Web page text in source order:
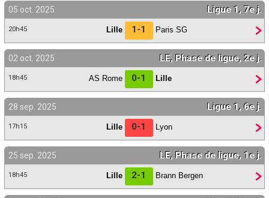
05 oct. 2025 Ligue 1, 7e j.
20h45 Lille 1-1 Paris SG
02 oct. 2025 LE, Phase de ligue, 2e j.
18h45 AS Rome 0-1 Lille
28 sep. 2025 Ligue 1, 6e j.
17h15 Lille 0-1 Lyon
25 sep. 2025 LE, Phase de ligue, 1e j.
18h45 Lille 2-1 Brann Bergen